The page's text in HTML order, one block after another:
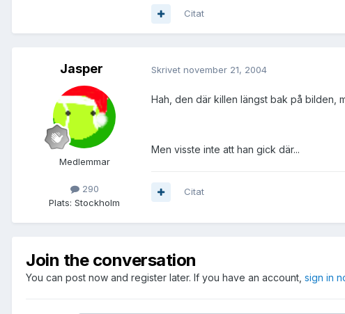
Citat
Jasper
Medlemmar
290
Plats: Stockholm
Skrivet november 21, 2004
Hah, den där killen längst bak på bilden,
Men visste inte att han gick där...
Citat
Join the conversation
You can post now and register later. If you have an account, sign in